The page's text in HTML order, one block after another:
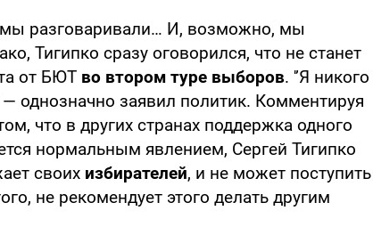
разговаривали… И, возможно, мы
Тигипко сразу оговорился, что не станет
от БЮТ во втором туре выборов. '’Я никого
однозначно заявил политик. Комментируя
что в других странах поддержка одного
нормальным явлением, Сергей Тигипко
своих избирателей, и не может поступить
не рекомендует этого делать другим